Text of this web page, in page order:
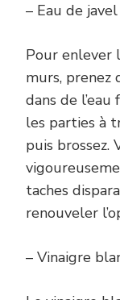
– Eau de javel
Pour enlever
murs, prenez
dans de
les parties à
puis brossez.
taches
renouveler
– Vinaigre